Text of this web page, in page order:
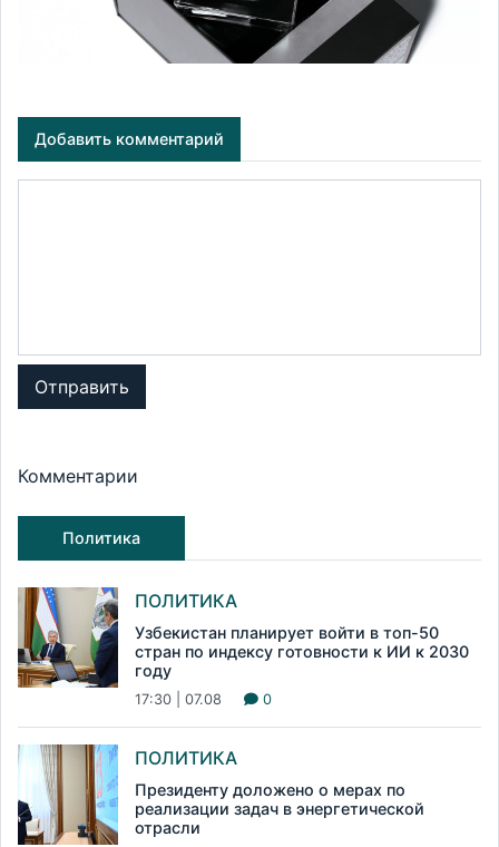
Добавить комментарий
Отправить
Комментарии
Политика
ПОЛИТИКА
Узбекистан планирует войти в топ-50
стран по индексу готовности к ИИ к 2030
году
17:30 | 07.08 0
ПОЛИТИКА
Президенту доложено о мерах по
реализации задач в энергетической
отрасли